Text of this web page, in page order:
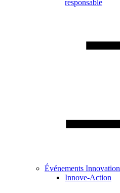
responsable
Événements Innovation
Innove-Action